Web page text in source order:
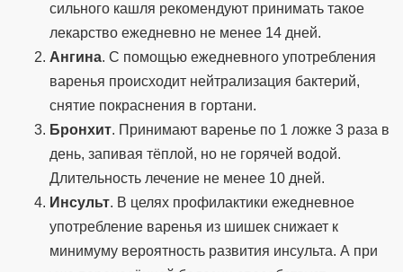
сильного кашля рекомендуют принимать такое
лекарство ежедневно не менее 14 дней.
Ангина. С помощью ежедневного употребления
варенья происходит нейтрализация бактерий,
снятие покраснения в гортани.
Бронхит. Принимают варенье по 1 ложке 3 раза в
день, запивая тёплой, но не горячей водой.
Длительность лечение не менее 10 дней.
Инсульт. В целях профилактики ежедневное
употребление варенья из шишек снижает к
минимуму вероятность развития инсульта. А при